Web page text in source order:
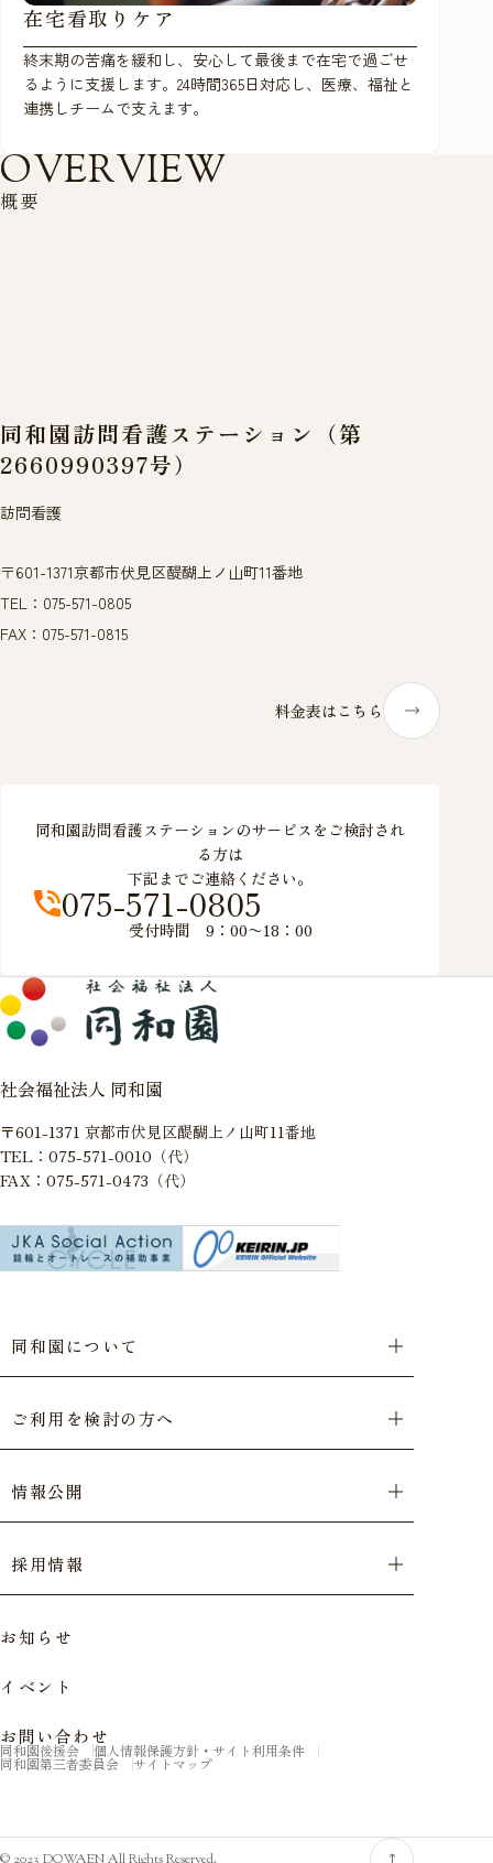
在宅看取りケア
終末期の苦痛を緩和し、安心して最後まで在宅で過ごせ
るように支援します。24時間365日対応し、医療、福祉と
連携しチームで支えます。
OVERVIEW
概要
同和園訪問看護ステーション（第
2660990397号）
訪問看護
〒601-1371京都市伏見区醍醐上ノ山町11番地
TEL：075-571-0805
FAX：075-571-0815
料金表はこちら
同和園訪問看護ステーションのサービスをご検討され
る方は
下記までご連絡ください。
075-571-0805
受付時間 9：00〜18：00
社会福祉法人 同和園
〒601-1371 京都市伏見区醍醐上ノ山町11番地
TEL：075-571-0010（代）
FAX：075-571-0473（代）
同和園について
ご利用を検討の方へ
情報公開
採用情報
お知らせ
イベント
お問い合わせ
同和園後援会 個人情報保護方針・サイト利用条件
同和園第三者委員会 サイトマップ